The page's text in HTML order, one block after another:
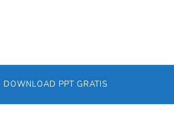
DOWNLOAD PPT GRATIS